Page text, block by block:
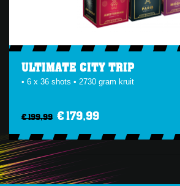
ULTIMATE CITY TRIP
• 6 x 36 shots • 2730 gram kruit
€ 199,99 € 179,99